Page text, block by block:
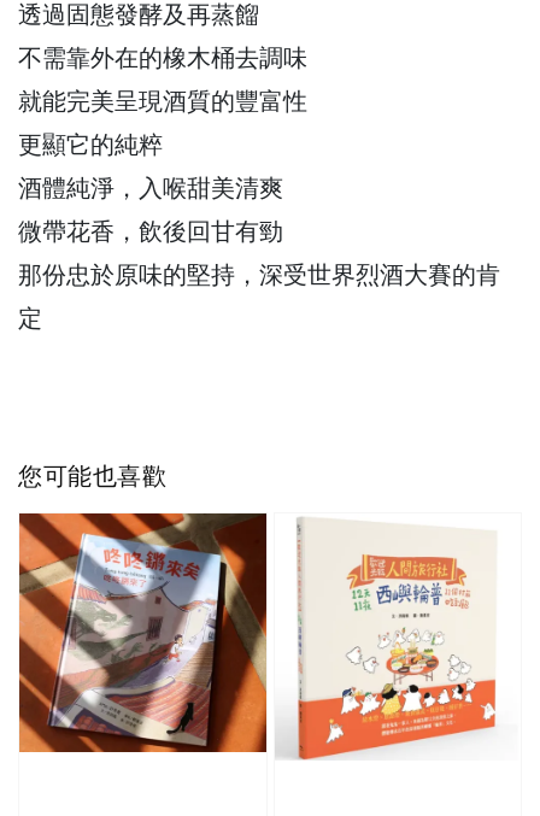
透過固態發酵及再蒸餾
不需靠外在的橡木桶去調味
就能完美呈現酒質的豐富性
更顯它的純粹
酒體純淨，入喉甜美清爽
微帶花香，飲後回甘有勁
那份忠於原味的堅持，深受世界烈酒大賽的肯
定
您可能也喜歡